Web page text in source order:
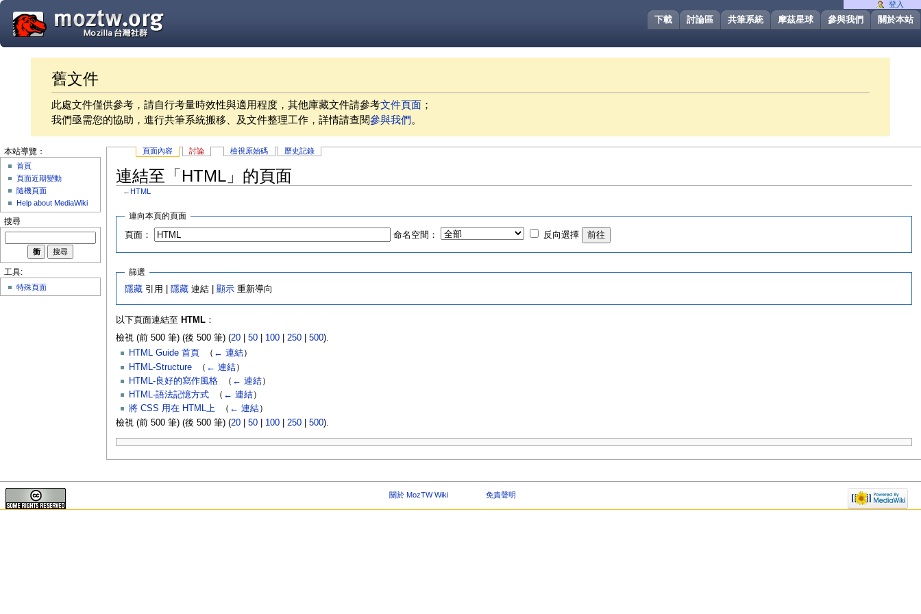
關於本站
參與我們
摩茲星球
共筆系統
討論區
下載
舊文件
此處文件僅供參考，請自行考量時效性與適用程度，其他庫藏文件請參考文件頁面 ；
我們亟需您的協助，進行共筆系統搬移、及文件整理工作，詳情請查閱參與我們。
頁面內容 討論 檢視原始碼 歷史記錄
連結至「HTML」的頁面
← HTML
連向本頁的頁面
頁面： 命名空間： 反向選擇
篩選
隱藏 引用 | 隱藏 連結 |顯示 重新導向
以下頁面連結至 HTML：
檢視 (前 500 筆) (後 500 筆) (20| 50| 100| 250| 500).
HTML Guide 首頁
（ ← 連結）
HTML-Structure‎ （ ← 連結）
HTML-良好的寫作風格‎ （ ← 連結）
HTML-語法記憶方式‎ （ ← 連結）
將 CSS 用在 HTML上‎ （ ← 連結）
檢視 (前 500 筆) (後 500 筆) (20| 50| 100| 250| 500).
登入
本站導覽：
首頁
頁面近期變動
隨機頁面
Help about MediaWiki
搜尋
工具:
特殊頁面
關於 MozTW Wiki 免責聲明